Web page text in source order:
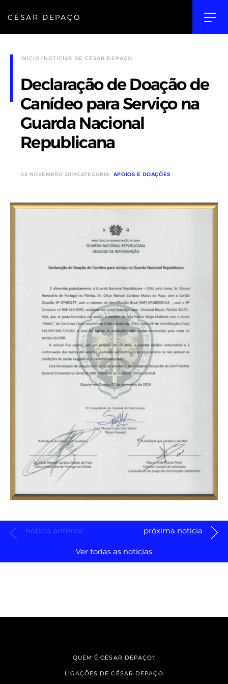
CÉSAR DEPAÇO
INÍCIO NOTÍCIAS DE CÉSAR DEPAÇO
Declaração de Doação de
Canídeo para Serviço na
Guarda Nacional
Republicana
08 NOVEMBRO 2019CATEGORIA: APOIOS E DOAÇÕES
notícia anterior
Ver todas as notícias
próxima notícia
QUEM É CÉSAR DEPAÇO?
LIGAÇÕES DE CÉSAR DEPAÇO